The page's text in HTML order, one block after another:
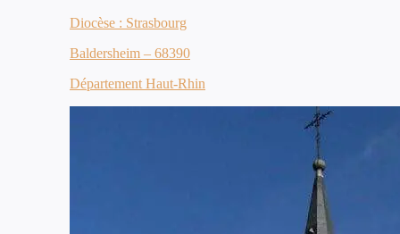
Diocèse : Strasbourg
Baldersheim – 68390
Département Haut-Rhin